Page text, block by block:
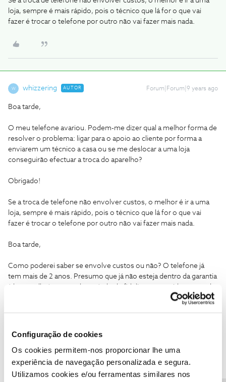
Configuração de cookies
Os cookies permitem-nos proporcionar lhe uma
experiência de navegação personalizada e segura.
Utilizamos cookies e/ou ferramentas similares nos
loja, sempre é mais rápido, pois o técnico que lá for o que vai
fazer é trocar o telefone por outro não vai fazer mais nada.
W whizzering AUTOR Forum|Forum|9 years ago
Boa tarde,
O meu telefone avariou. Podem-me dizer qual a melhor forma de
resolver o problema: ligar para o apoio ao cliente por forma a
enviarem um técnico a casa ou se me deslocar a uma loja
conseguirão efectuar a troca do aparelho?
Obrigado!
Se a troca de telefone não envolver custos, o melhor é ir a uma
loja, sempre é mais rápido, pois o técnico que lá for o que vai
fazer é trocar o telefone por outro não vai fazer mais nada.
Boa tarde,
Como poderei saber se envolve custos ou não? O telefone já
tem mais de 2 anos. Presumo que já não esteja dentro da garantia
dxnog Forum|Forum|9 years ago